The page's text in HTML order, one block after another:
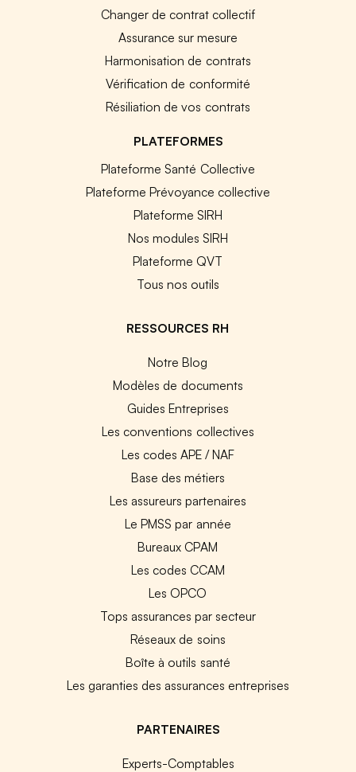
Changer de contrat collectif
Assurance sur mesure
Harmonisation de contrats
Vérification de conformité
Résiliation de vos contrats
PLATEFORMES
Plateforme Santé Collective
Plateforme Prévoyance collective
Plateforme SIRH
Nos modules SIRH
Plateforme QVT
Tous nos outils
RESSOURCES RH
Notre Blog
Modèles de documents
Guides Entreprises
Les conventions collectives
Les codes APE / NAF
Base des métiers
Les assureurs partenaires
Le PMSS par année
Bureaux CPAM
Les codes CCAM
Les OPCO
Tops assurances par secteur
Réseaux de soins
Boîte à outils santé
Les garanties des assurances entreprises
PARTENAIRES
Experts-Comptables